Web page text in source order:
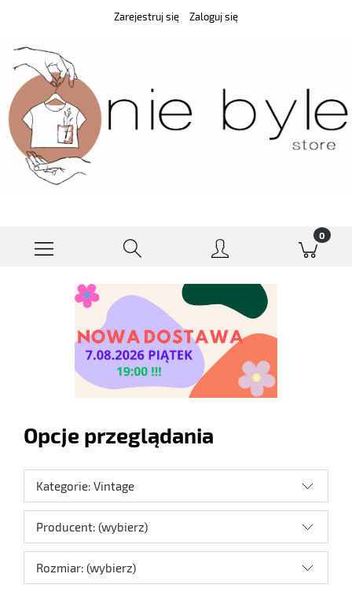
Zarejestruj się Zaloguj się
Opcje przeglądania
Kategorie: Vintage
Producent: (wybierz)
Rozmiar: (wybierz)